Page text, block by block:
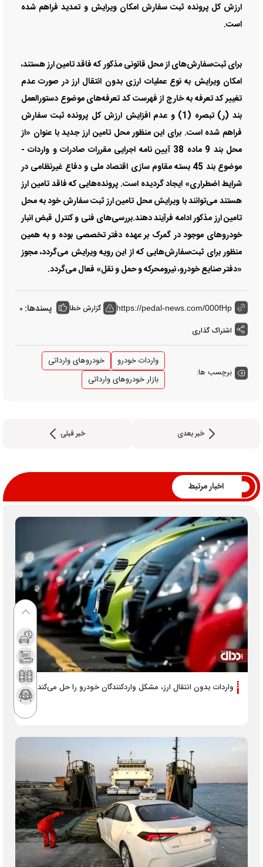
ارزش کل پرونده ثبت سفارش امکان ویرایش و تمدید فراهم شده
است.
برای ثبت‌سفارش‌های از محل قانونی مذکور که فاقد تامین ارز هستند،
امکان ویرایش به نوع عملیات ارزی بدون انتقال ارز در صورت عدم
تغییر کد تعرفه به خارج از فهرست کد تعرفه‌های موضوع دستورالعمل
بند (ر) تبصره (1) و عدم افزایش ارزش کل پرونده ثبت سفارش
فراهم شده است. برای این منظور محل تامین ارز جدید با عنوان «از
محل بند 9 ماده 38 آیین نامه اجرایی مقررات صادرات و واردات -
موضوع بند 45 بسته مقاوم سازی اقتصاد ملی و دفاع غیرنظامی در
شرایط اضطراری» ایجاد گردیده است. پرونده‌هایی که فاقد تامین ارز
هستند می‌توانند با ویرایش محل تامین ارز ثبت سفارش خود به محل
تامین ارز مذکور ادامه فرآیند دهند.بررسی‌های فنی و کنترل قبض انبار
خودروهای موجود در گمرک بر عهده دفتر تخصصی بوده و به همین
منظور برای ثبت‌سفارش‌هایی که از این رویه ویرایش می‌گردد، مجوز
«دفتر صنایع خودرو، نیرومحرکه و حمل و نقل» فعال می‌گردد.
https://pedal-news.com/000fHp گزارش خطا پسندها: 0
اشتراک گذاری
برچسب ها:
واردات خودرو
خودروهای وارداتی
بازار خودروهای وارداتی
خبر بعدی خبر قبلی
اخبار مرتبط
واردات بدون انتقال ارز، مشکل واردکنندگان خودرو را حل می‌کند